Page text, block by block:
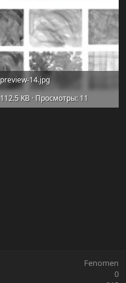
preview-14.jpg
112.5 KB · Просмотры: 11
Fenomen
0